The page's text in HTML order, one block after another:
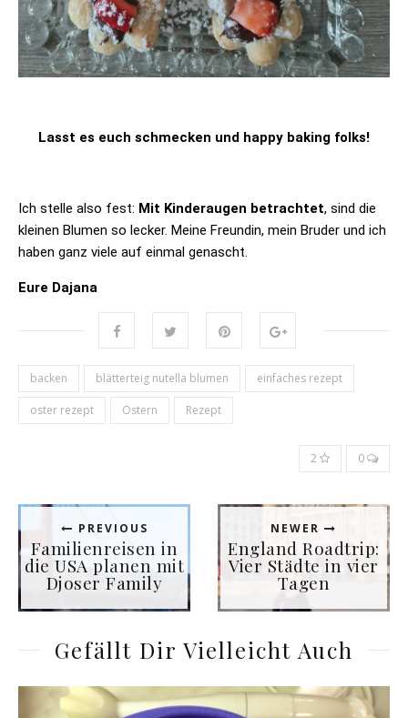
Lasst es euch schmecken und happy baking folks!
Ich stelle also fest: Mit Kinderaugen betrachtet, sind die
kleinen Blumen so lecker. Meine Freundin, mein Bruder und ich
haben ganz viele auf einmal genascht.
Eure Dajana
backen blätterteig nutella blumen einfaches rezept
oster rezept Ostern Rezept
2 0
PREVIOUS
Familienreisen in
die USA planen mit
Djoser Family
NEWER
England Roadtrip:
Vier Städte in vier
Tagen
Gefällt Dir Vielleicht Auch